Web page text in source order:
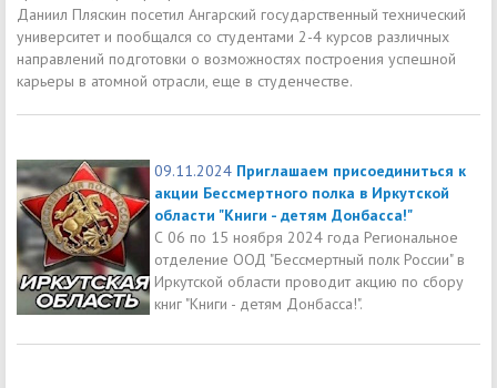
Даниил Пляскин посетил Ангарский государственный технический
университет и пообщался со студентами 2-4 курсов различных
направлений подготовки о возможностях построения успешной
карьеры в атомной отрасли, еще в студенчестве.
09.11.2024 Приглашаем присоединиться к
акции Бессмертного полка в Иркутской
области "Книги - детям Донбасса!"
С 06 по 15 ноября 2024 года Региональное
отделение ООД "Бессмертный полк России" в
Иркутской области проводит акцию по сбору
книг "Книги - детям Донбасса!".